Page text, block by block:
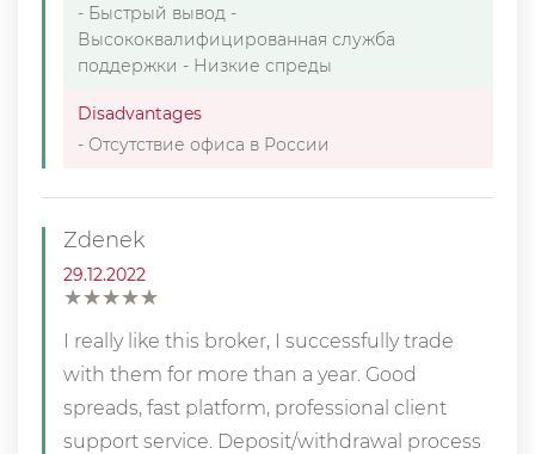
- Быстрый вывод -
Высококвалифицированная служба
поддержки - Низкие спреды
Disadvantages
- Отсутствие офиса в России
Zdenek
29.12.2022
★★
★★
★★
★★
★
I really like this broker, I successfully trade
with them for more than a year. Good
spreads, fast platform, professional client
support service. Deposit/withdrawal process